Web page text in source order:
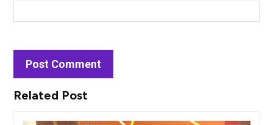
Related Post